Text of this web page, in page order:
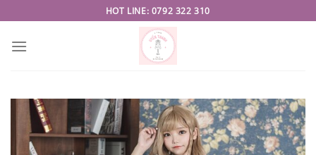
to
content
HOT LINE: 0792 322 310